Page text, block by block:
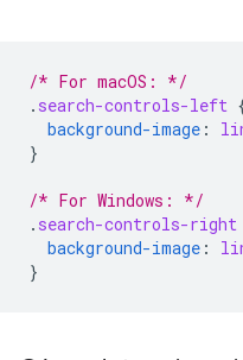
/* For macOS: */
. search-controls-left
background-image :
}
/* For Windows: */
. search-controls-right
background-image :
}